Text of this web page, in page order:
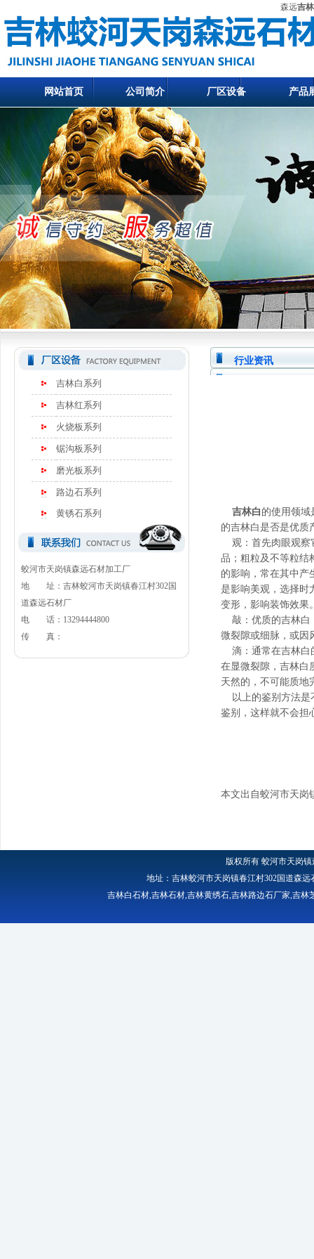
森远吉
网站首页 公司简介 厂区设备 产品
吉林白系列
吉林红系列
火烧板系列
锯沟板系列
磨光板系列
路边石系列
黄锈石系列
蛟河市天岗镇森远石材加工厂
地 址：吉林蛟河市天岗镇春江村302国
道森远石材厂
电 话：13294444800
传 真：
行业资讯
吉林白 的使用领域
的吉林白是否是优质
观：首先肉眼观察
品；粗粒及不等粒结
的影响，常在其中产
是影响美观，选择时
变形，影响装饰效果
敲：优质的吉林白
微裂隙或细脉，或因
滴：通常在吉林白
在显微裂隙，吉林白
天然的，不可能质地
以上的鉴别方法是
鉴别，这样就不会担
本文出自蛟河市天岗
版权所有蛟河市天岗
地址：吉林蛟河市天岗镇春江村302国道森远
吉林白石材,吉林石材,吉林黄绣石,吉林路边石厂家,吉林